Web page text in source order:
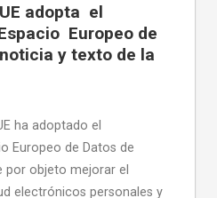
adopta el
Europeo de
y texto de la
ha adoptado el
Europeo de Datos de
por objeto mejorar el
electrónicos personales y